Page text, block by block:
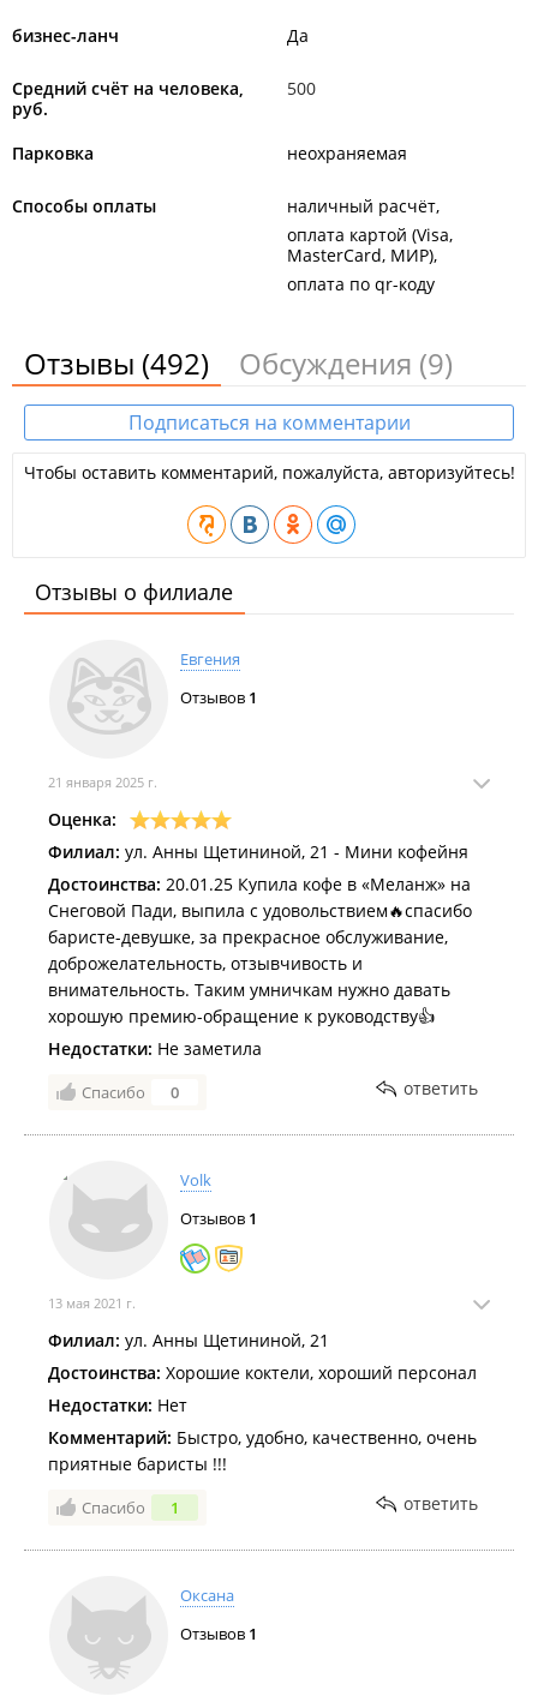
бизнес-ланч Да
Средний счёт на человека,
руб.
500
Парковка неохраняемая
Способы оплаты
наличный расчёт
оплата картой (Visa,
MasterCard, МИР)
оплата по qr-коду
Отзывы (492) Обсуждения (9)
Подписаться на комментарии
Чтобы оставить комментарий, пожалуйста, авторизуйтесь!
Отзывы о филиале
Евгения
Отзывов 1
21 января 2025 г.
Оценка:
Филиал: ул. Анны Щетининой, 21 - Мини кофейня
Достоинства: 20.01.25 Купила кофе в «Меланж» на
Снеговой Пади, выпила с удовольствием🔥спасибо
баристе-девушке, за прекрасное обслуживание,
доброжелательность, отзывчивость и
внимательность. Таким умничкам нужно давать
хорошую премию-обращение к руководству👍
Недостатки: Не заметила
Спасибо 0 ответить
Volk
Отзывов 1
13 мая 2021 г.
Филиал: ул. Анны Щетининой, 21
Достоинства: Хорошие коктели, хороший персонал
Недостатки: Нет
Комментарий: Быстро, удобно, качественно, очень
приятные баристы !!!
Спасибо 1 ответить
Оксана
Отзывов 1